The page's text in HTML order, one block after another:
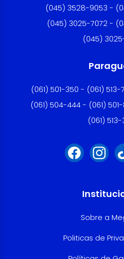
(045) 3528-9053 -
(045) 3025-7072 -
(045)
(061) 501-350 - (061)
(061) 504-444 - (061)
(061)
Sobre a
Politicas de